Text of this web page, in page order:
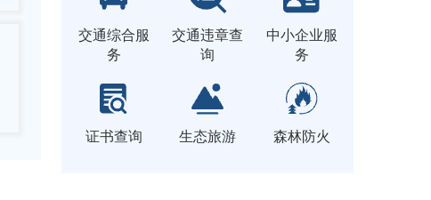
交通综合服
务
交通违章查
询
中小企业服
务
证书查询 生态旅游 森林防火